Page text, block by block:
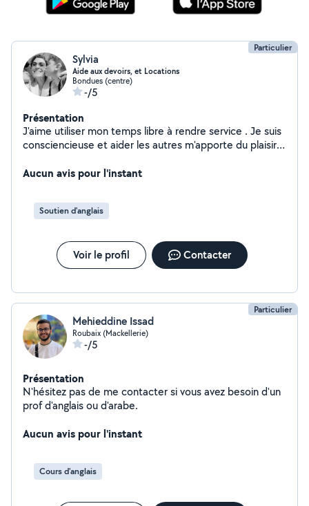
Particulier
Sylvia
Aide aux devoirs, et Locations
Bondues (centre)
-/5
Présentation
J'aime utiliser mon temps libre à rendre service . Je suis
consciencieuse et aider les autres m'apporte du plaisir .
les résultats seront positifs .Je peux me rendre
âges pour un dépannage ou autres à voir ensemble.
Dans un domaine différent , si vous avez besoin d'un
loue.et une shampouineuse Karcher J'attache beaucoup
d'importance à la communication alors tout est possible
l'essentiel est d'en discuter.Au plaisir et à bientôt
Aucun avis pour l'instant
Soutien d'anglais
Voir le profil Contacter
Particulier
Mehieddine Issad
Roubaix (Mackellerie)
-/5
Présentation
N'hésitez pas de me contacter si vous avez besoin d'un
prof d'anglais ou d'arabe.
Aucun avis pour l'instant
Cours d'anglais